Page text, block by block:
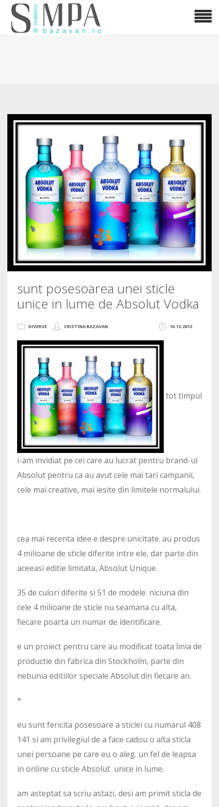
sunt posesoarea unei sticle
unice in lume de Absolut Vodka
10.12.2012
DIVERSE CRISTINA BAZAVAN
tot timpul
i-am invidiat pe cei care au lucrat pentru brand-ul
Absolut pentru ca au avut cele mai tari campanii,
cele mai creative, mai iesite din limitele normalului.
cea mai recenta idee e despre unicitate. au produs
4 milioane de sticle diferite intre ele, dar parte din
aceeasi editie limitata, Absolut Unique.
35 de culori diferite si 51 de modele. niciuna din
cele 4 milioane de sticle nu seamana cu alta,
fiecare poarta un numar de identificare.
e un proiect pentru care au modificat toata linia de
productie din fabrica din Stockholm, parte din
nebunia editiilor speciale Absolut din fiecare an.
*
eu sunt fericita posesoare a sticlei cu numarul 408
141 si am privilegiul de a face cadou o alta sticla
unei persoane pe care eu o aleg. un fel de leapsa
in online cu sticle Absolut unice in lume.
am asteptat sa scriu astazi, desi am primit sticla de